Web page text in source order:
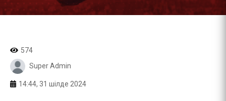
574
Super Admin
14:44, 31 шілде 2024